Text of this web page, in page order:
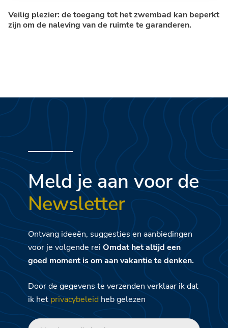
Veilig plezier: de toegang tot het zwembad kan beperkt
zijn om de naleving van de ruimte te garanderen.
Meld je aan voor de
Newsletter
Ontvang ideeën, suggesties en aanbiedingen
voor je volgende rei Omdat het altijd een
goed moment is om aan vakantie te denken.
Door de gegevens te verzenden verklaar ik dat
ik het privacybeleid heb gelezen